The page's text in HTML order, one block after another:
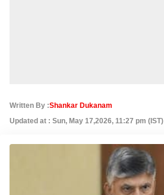
Written By :Shankar Dukanam
Updated at : Sun, May 17,2026, 11:27 pm (IST)